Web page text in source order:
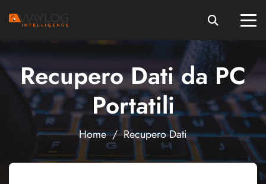
Recupero Dati da PC
Portatili
Home/Recupero Dati